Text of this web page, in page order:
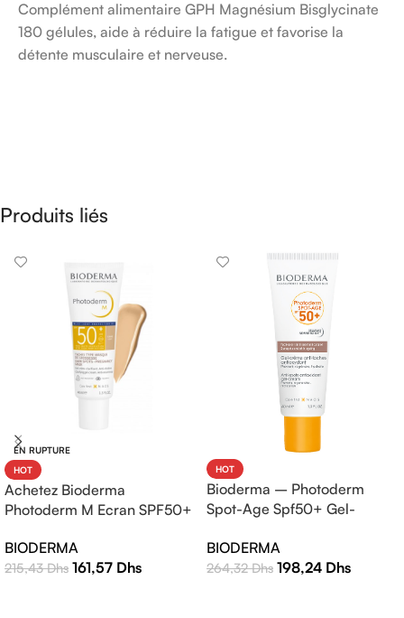
Complément alimentaire GPH Magnésium Bisglycinate
180 gélules, aide à réduire la fatigue et favorise la
détente musculaire et nerveuse.
Produits liés
EN RUPTURE
HOT
Achetez Bioderma
Photoderm M Ecran SPF50+
Protection Solaire Haute
Efficacité
BIODERMA
215,43Dhs 161,57 Dhs
HOT
Bioderma – Photoderm
Spot-Age Spf50+ Gel-
BIODERMA
264,32Dhs 198,24 Dhs